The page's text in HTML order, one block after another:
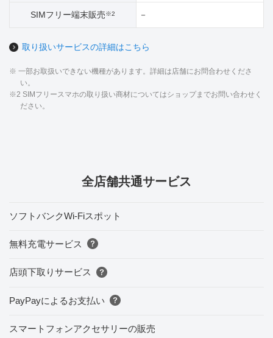
SIMフリー端末販売※2 －
取り扱いサービスの詳細はこちら
※ 一部お取扱いできない機種があります。詳細は店舗にお問合わせくださ
い。
※2 SIMフリースマホの取り扱い商材についてはショップまでお問い合わせく
ださい。
全店舗共通サービス
ソフトバンクWi-Fiスポット
無料充電サービス
店頭下取りサービス
PayPayによるお支払い
スマートフォンアクセサリーの販売